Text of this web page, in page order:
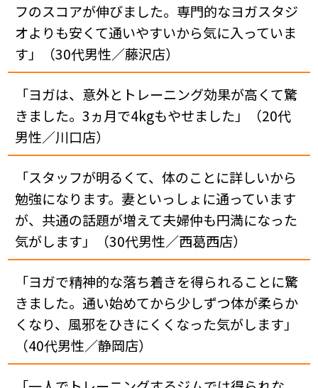
フのスコアが伸びました。専門的なヨガスタジ
オよりも安くて通いやすいから気に入っていま
す」（30代男性／藤沢店）
「ヨガは、意外とトレーニング効果が高くて驚
きました。3ヵ月で4kgもやせました」（20代
男性／川口店）
「スタッフが明るくて、体のことに詳しいから
勉強になります。妻といっしょに通っています
が、共通の話題が増えて夫婦仲も円満になった
気がします」（30代男性／西葛西店）
「ヨガで精神的な落ち着きを得られることに驚
きました。通い始めてから少しずつ体が柔らか
くなり、風邪をひきにくくなった気がします」
（40代男性／静岡店）